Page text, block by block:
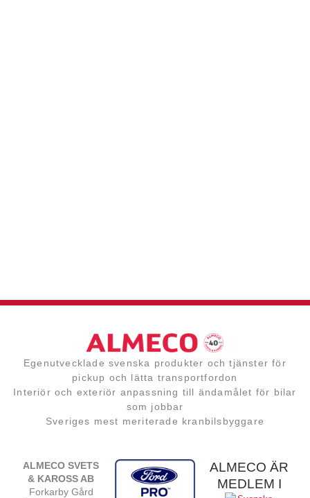
Egenutvecklade svenska produkter och tjänster för
pickup och lätta transportfordon
Interiör och exteriör anpassning till ändamålet för bilar
som jobbar
Sveriges mest meriterade kranbilsbyggare
ALMECO SVETS
& KAROSS AB
Forkarby Gård
ALMECO ÄR
MEDLEM I